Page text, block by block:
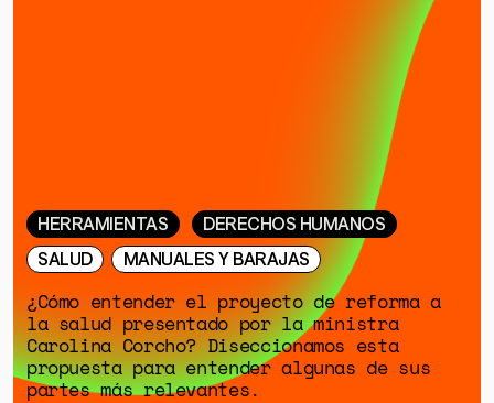
GÉNERO
DERECHOS HUMANOS
SALUD MENTAL
EMERGENCIA CLIMÁTICA
HERRAMIENTAS
DERECHOS HUMANOS
SALUD
MANUALES Y BARAJAS
¿Cómo entender el proyecto de reforma a
la salud presentado por la ministra
Carolina Corcho? Diseccionamos esta
propuesta para entender algunas de sus
partes más relevantes.